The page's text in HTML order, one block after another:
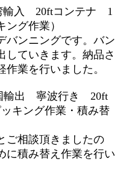
輸入 20ftコンテナ 1
グ作業）
バンニングです。バン
していきます。納品さ
業を行いました。
輸出 寧波行き 20ft
ッキング作業・積み替
ご相談頂きましたの
に積み替え作業を行い